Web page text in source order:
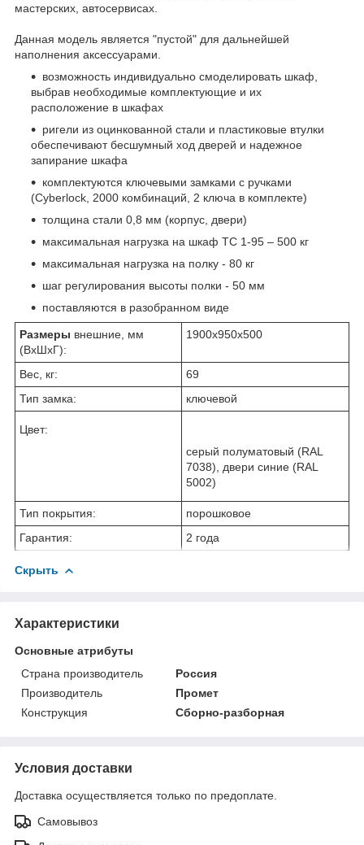
мастерских, автосервисах.
Данная модель является "пустой" для дальнейшей
наполнения аксессуарами.
возможность индивидуально смоделировать шкаф,
выбрав необходимые комплектующие и их
расположение в шкафах
ригели из оцинкованной стали и пластиковые втулки
обеспечивают бесшумный ход дверей и надежное
запирание шкафа
комплектуются ключевыми замками с ручками
(Cyberlock, 2000 комбинаций, 2 ключа в комплекте)
толщина стали 0,8 мм (корпус, двери)
максимальная нагрузка на шкаф ТС 1-95 – 500 кг
максимальная нагрузка на полку - 80 кг
шаг регулирования высоты полки - 50 мм
поставляются в разобранном виде
Размеры внешние, мм
(ВхШхГ):
1900x950x500
Вес, кг:
69
Тип замка:
ключевой
Цвет:
cерый полуматовый (RAL
7038), двери синие (RAL
5002)
Тип покрытия:
порошковое
Гарантия:
2 года
Скрыть
Характеристики
Основные атрибуты
Страна производитель
Россия
Производитель
Промет
Конструкция
Сборно-разборная
Условия доставки
Доставка осуществляется только по предоплате.
Самовывоз